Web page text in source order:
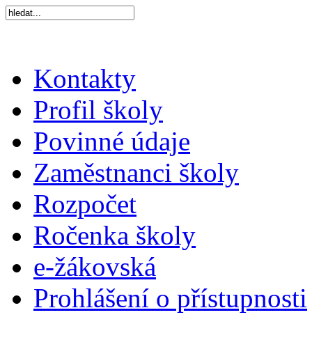
Kontakty
Profil školy
Povinné údaje
Zaměstnanci školy
Rozpočet
Ročenka školy
e-žákovská
Prohlášení o přístupnosti